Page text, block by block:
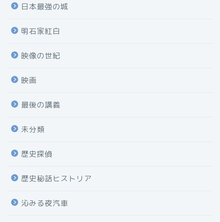
日本最強の城
明石家紅白
映像の世紀
映画
最後の講義
未分類
歴史探偵
歴史秘話ヒストリア
沁みる夜汽車